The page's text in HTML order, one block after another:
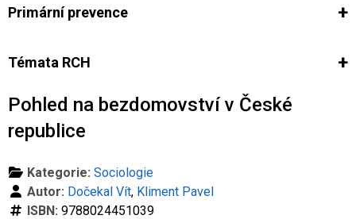
Primární prevence
Ze světa prevence
Témata RCH
Co je rizikové chování (RCH) Agrese a šikana Závislostní
Pohled na bezdomovství v České
republice
Kategorie: Sociologie
Autor: Dočekal Vít, Kliment Pavel
ISBN: 9788024451039